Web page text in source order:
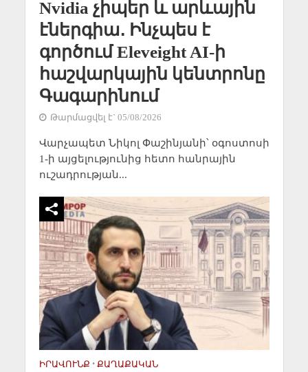
Nvidia չիպեր և արևային
էներգիա․ Ինչպես է
գործում Eleveight AI-ի
հաշվարկային կենտրոնը
Գագարինում
Թարմացվել է` 05/08/2026
Վարչապետ Նիկոլ Փաշինյանի՝ օգոստոսի
1-ի այցելությունից հետո հանրային
ուշադրության...
ԻՐԱՎՈՒՆՔ • ՔԱՂԱՔԱԿԱՆ